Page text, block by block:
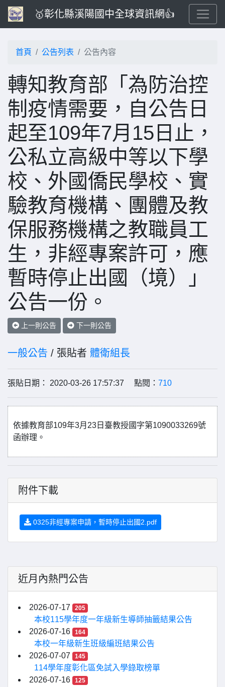
🥇彰化縣溪陽國中全球資訊網👍
首頁 公告列表 公告內容
轉知教育部「為防治控
制疫情需要，自公告日
起至109年7月15日止，
公私立高級中等以下學
校、外國僑民學校、實
驗教育機構、團體及教
保服務機構之教職員工
生，非經專案許可，應
暫時停止出國（境）」
公告一份。
上一則公告 下一則公告
一般公告 / 張貼者 體衛組長
張貼日期： 2020-03-26 17:57:37 點閱： 710
依據教育部109年3月23日臺教授國字第1090033269號
函辦理。
附件下載
0325非經專案申請，暫時停止出國2.pdf
近月內熱門公告
2026-07-17 205
本校115學年度一年級新生導師抽籤結果公告
2026-07-16
164
本校一年級新生班級編班結果公告
2026-07-07
145
114學年度彰化區免試入學錄取榜單
2026-07-16
125